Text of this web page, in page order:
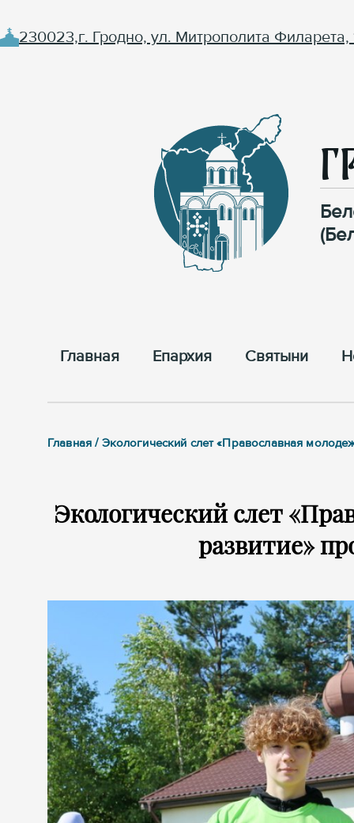
230023,г. Гродно, ул. Митрополита Филарета,
Главная Епархия Cвятыни
Главная / Экологический слет «Православная
Экологический слет
развитие»